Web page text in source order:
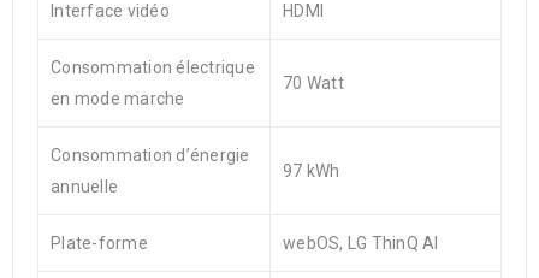
Interface vidéo HDMI
Consommation électrique
en mode marche
70 Watt
Consommation d’énergie
annuelle
97 kWh
Plate-forme webOS, LG ThinQ AI